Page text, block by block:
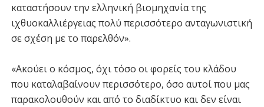
καταστήσουν την ελληνική βιομηχανία της
ιχθυοκαλλιέργειας πολύ περισσότερο ανταγωνιστική
σε σχέση με το παρελθόν».
«Ακούει ο κόσμος, όχι τόσο οι φορείς του κλάδου
που καταλαβαίνουν περισσότερο, όσο αυτοί που μας
παρακολουθούν και από το διαδίκτυο και δεν είναι